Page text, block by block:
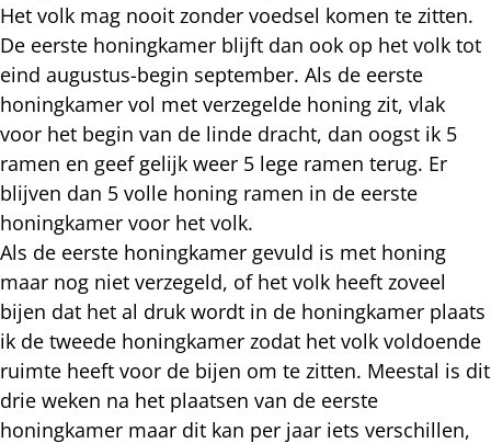
Het volk mag nooit zonder voedsel komen te zitten.
De eerste honingkamer blijft dan ook op het volk tot
eind augustus-begin september. Als de eerste
honingkamer vol met verzegelde honing zit, vlak
voor het begin van de linde dracht, dan oogst ik 5
ramen en geef gelijk weer 5 lege ramen terug. Er
blijven dan 5 volle honing ramen in de eerste
honingkamer voor het volk.
Als de eerste honingkamer gevuld is met honing
maar nog niet verzegeld, of het volk heeft zoveel
bijen dat het al druk wordt in de honingkamer plaats
ik de tweede honingkamer zodat het volk voldoende
ruimte heeft voor de bijen om te zitten. Meestal is dit
drie weken na het plaatsen van de eerste
honingkamer maar dit kan per jaar iets verschillen,